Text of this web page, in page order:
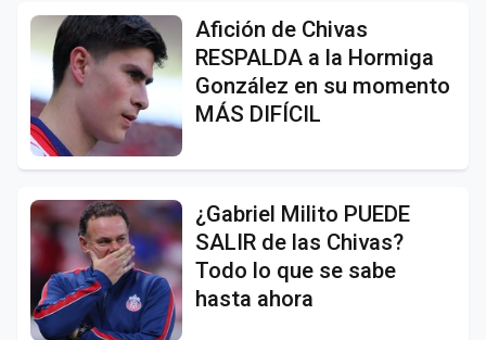
Afición de Chivas
RESPALDA a la Hormiga
González en su momento
MÁS DIFÍCIL
¿Gabriel Milito PUEDE
SALIR de las Chivas?
Todo lo que se sabe
hasta ahora